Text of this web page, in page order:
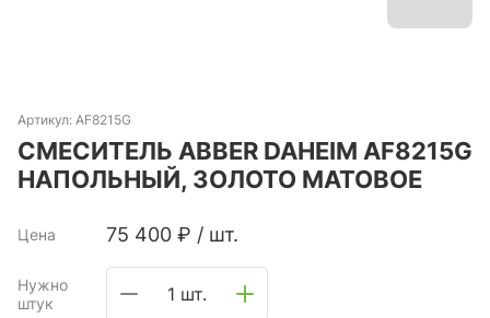
Артикул: AF8215G
СМЕСИТЕЛЬ ABBER DAHEIM AF8215G
НАПОЛЬНЫЙ, ЗОЛОТО МАТОВОЕ
Цена 75 400 ₽ / шт.
Нужно
штук
1 шт.